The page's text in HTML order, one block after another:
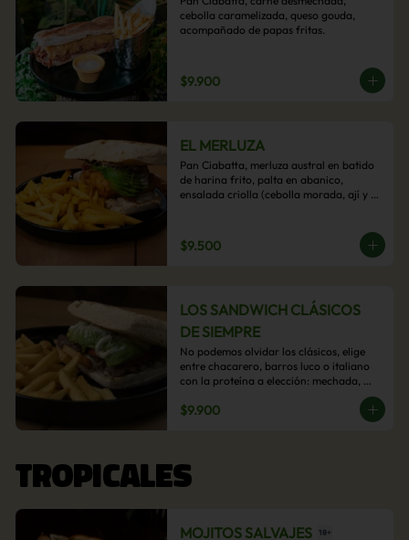
cebolla caramelizada, queso gouda,
acompañado de papas fritas.
$9.900
EL MERLUZA
Pan Ciabatta, merluza austral en batido
de harina frito, palta en abanico,
ensalada criolla (cebolla morada, ají y
$9.500
LOS SANDWICH CLÁSICOS
DE SIEMPRE
No podemos olvidar los clásicos, elige
entre chacarero, barros luco o italiano
con la proteína a elección: mechada,
acompañamiento de papas fritas.
$9.900
TROPICALES
MOJITOS SALVAJES